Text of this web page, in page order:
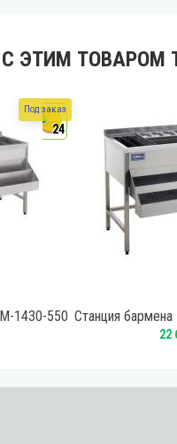
С ЭТИМ ТОВАРОМ
Под заказ
24
1430-550 Станция
22